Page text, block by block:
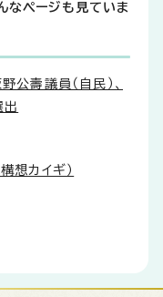
なページも見ていま
壽議員（自民）、
出
想カイギ）